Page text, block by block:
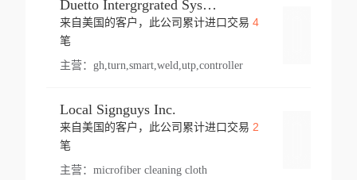
Duetto Intergrgrated Systems Inc.
来自美国的客户，此公司累计进口交易 4
笔
主营： gh,turn,smart,weld,utp,controller
Local Signguys Inc.
来自美国的客户，此公司累计进口交易 2
笔
主营： microfiber cleaning cloth